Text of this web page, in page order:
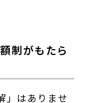
制がもたら
」はありませ